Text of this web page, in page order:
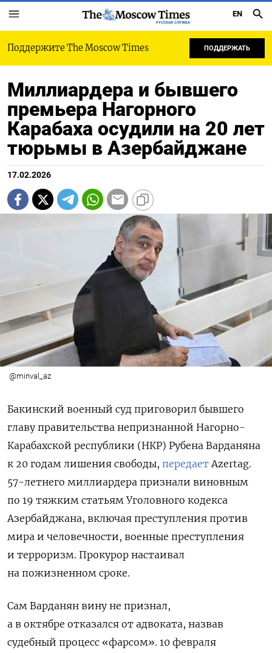
РУССКАЯ СЛУЖБА
EN
Поддержите The Moscow Times ПОДДЕРЖАТЬ
Миллиардера и бывшего
премьера Нагорного
Карабаха осудили на 20 лет
тюрьмы в Азербайджане
17.02.2026
@minval_az
Бакинский военный суд приговорил бывшего
главу правительства непризнанной Нагорно-
Карабахской республики (НКР) Рубена Варданяна
к 20 годам лишения свободы, передает Azertag.
57-летнего миллиардера признали виновным
по 19 тяжким статьям Уголовного кодекса
Азербайджана, включая преступления против
мира и человечности, военные преступления
и терроризм. Прокурор настаивал
на пожизненном сроке.
Сам Варданян вину не признал,
а в октябре отказался от адвоката, назвав
судебный процесс «фарсом». 10 февраля